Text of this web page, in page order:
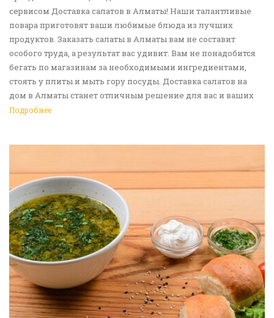
сервисом Доставка салатов в Алматы! Наши талантливые
повара приготовят ваши любимые блюда из лучших
продуктов. Заказать салаты в Алматы вам не составит
особого труда, а результат вас удивит. Вам не понадобится
бегать по магазинам за необходимыми ингредиентами,
стоять у плиты и мыть гору посуды. Доставка салатов на
дом в Алматы станет отличным решение для вас и ваших
родных, друзей. Ведь мы сами берем все хлопоты в свои
Подробнее